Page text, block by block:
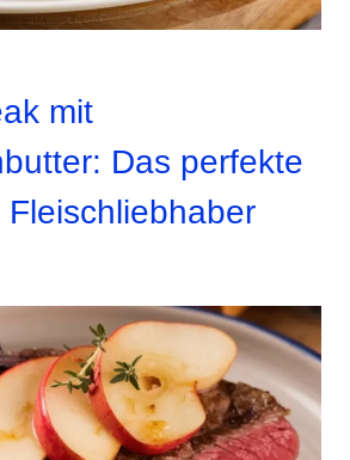
mit
Das perfekte
Fleischliebhaber